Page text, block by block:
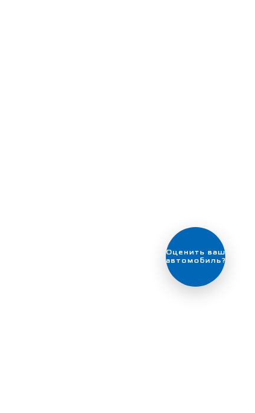
обмен
автомобиля